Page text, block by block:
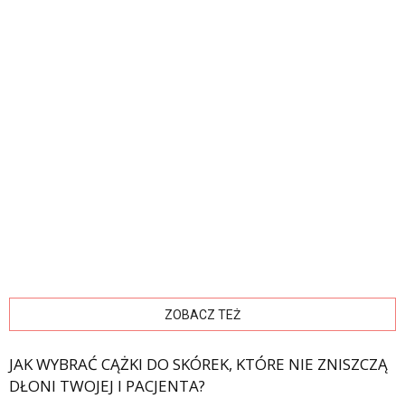
ZOBACZ TEŻ
JAK WYBRAĆ CĄŻKI DO SKÓREK, KTÓRE NIE ZNISZCZĄ
DŁONI TWOJEJ I PACJENTA?